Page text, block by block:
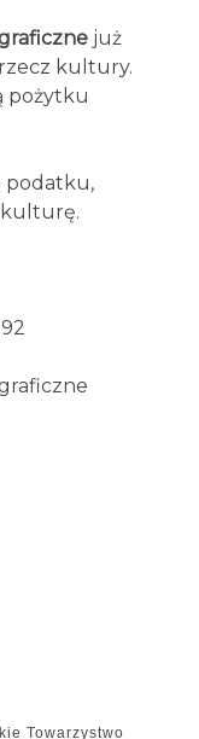
już
kultury.
pożytku
podatku,
kulturę.
Towarzystwo